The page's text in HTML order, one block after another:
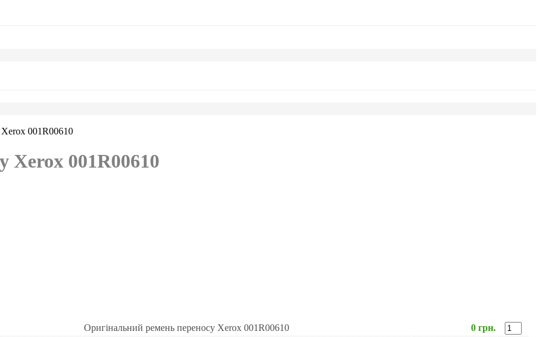
001R00610
Xerox 001R00610
Оригінальний ремень переносу Xerox 001R00610 0 грн.